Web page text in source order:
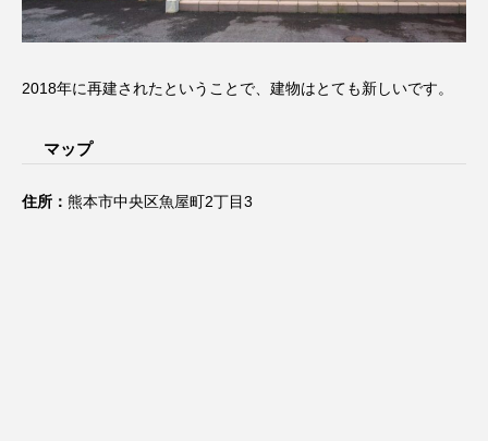
2018年に再建されたということで、建物はとても新しいです。
マップ
住所： 熊本市中央区魚屋町2丁目3